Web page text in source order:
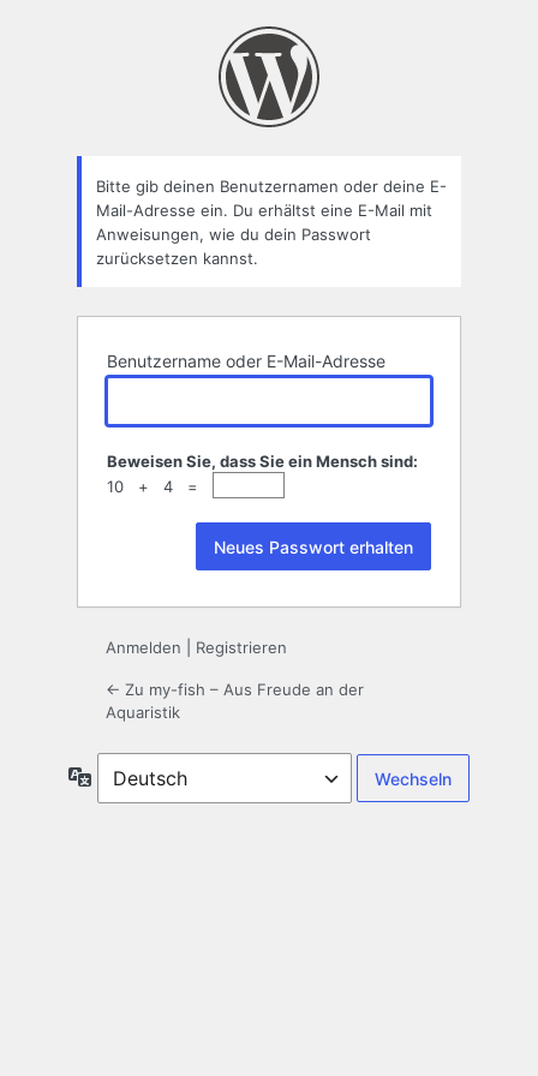
Bitte gib deinen Benutzernamen oder deine E-
Mail-Adresse ein. Du erhältst eine E-Mail mit
Anweisungen, wie du dein Passwort
zurücksetzen kannst.
Benutzername oder E-Mail-Adresse
Beweisen Sie, dass Sie ein Mensch sind:
10 + 4 =
Anmelden Registrieren
← Zu my-fish – Aus Freude an der
Aquaristik
Sprache